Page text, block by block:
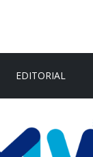
EDITORIAL